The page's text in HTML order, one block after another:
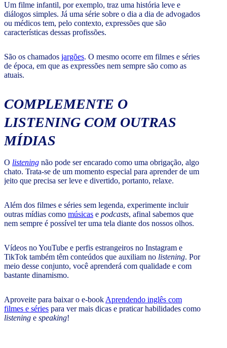
Um filme infantil, por exemplo, traz uma história leve e
diálogos simples. Já uma série sobre o dia a dia de advogados
ou médicos tem, pelo contexto, expressões que são
características dessas profissões.
São os chamados jargões. O mesmo ocorre em filmes e séries
de época, em que as expressões nem sempre são como as
atuais.
COMPLEMENTE O
LISTENING COM OUTRAS
MÍDIAS
O listening não pode ser encarado como uma obrigação, algo
chato. Trata-se de um momento especial para aprender de um
jeito que precisa ser leve e divertido, portanto, relaxe.
Além dos filmes e séries sem legenda, experimente incluir
outras mídias como músicas e podcasts, afinal sabemos que
nem sempre é possível ter uma tela diante dos nossos olhos.
Vídeos no YouTube e perfis estrangeiros no Instagram e
TikTok também têm conteúdos que auxiliam no listening. Por
meio desse conjunto, você aprenderá com qualidade e com
bastante dinamismo.
Aproveite para baixar o e-book Aprendendo inglês com
filmes e séries para ver mais dicas e praticar habilidades como
listening e speaking!